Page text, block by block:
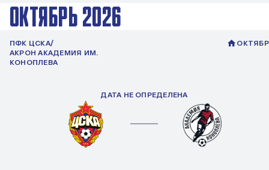
ОКТЯБРЬ 2026
ПФК ЦСКА/
АКРОН АКАДЕМИЯ ИМ.
КОНОПЛЕВА
ДАТА НЕ ОПРЕДЕЛЕНА